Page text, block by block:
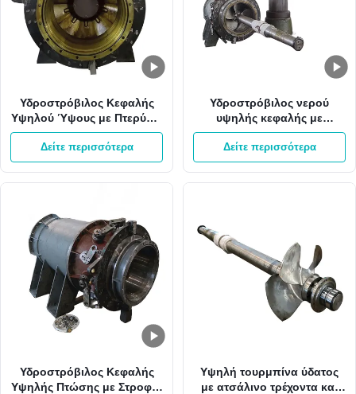
Υδροστρόβιλος Κεφαλής
Υψηλού Ύψους με Πτερύγιο
Οδηγού από Ανοξείδωτο
Χάλυβα, Εύρος Ισχύος
1400-2200 KW και Σύστημα
Δείτε περισσότερα
Υδροστρόβιλος νερού
υψηλής κεφαλής με
πτερύγια καθοδήγησης
από ανοξείδωτο χάλυβα με
1000RPM για
Δείτε περισσότερα
Υδροστρόβιλος Κεφαλής
Υψηλής Πτώσης με Στροφές
Υψηλή τουρμπίνα ύδατος
με ατσάλινο τρέχοντα και